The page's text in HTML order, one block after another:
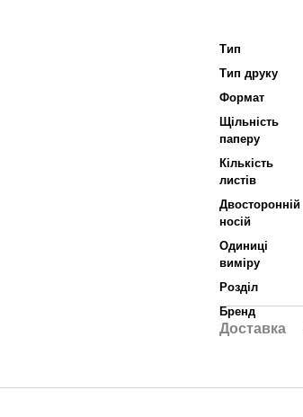
Тип
Тип друку
Формат
Щільність
паперу
Кількість
листів
Двосторонній
носій
Одиниці
виміру
Розділ
Бренд
Доставка